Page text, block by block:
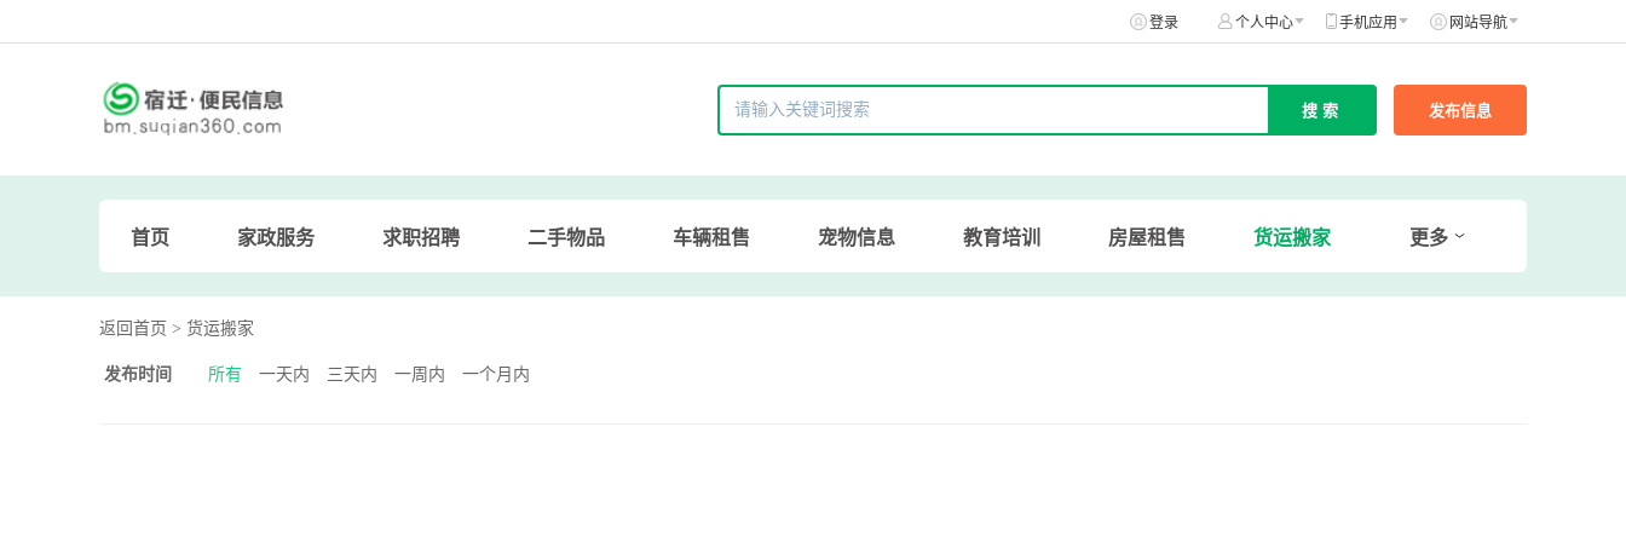
登录 个人中心 手机应用 网站导航
发布信息
首页 家政服务 求职招聘 二手物品 车辆租售 宠物信息 教育培训 房屋租售 货运搬家 更多
返回首页 > 货运搬家
发布时间 所有 一天内 三天内 一周内 一个月内